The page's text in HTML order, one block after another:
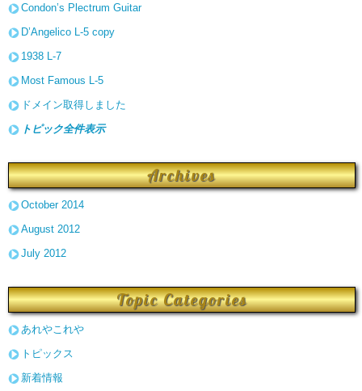
Condon’s Plectrum Guitar
D’Angelico L-5 copy
1938 L-7
Most Famous L-5
ドメイン取得しました
トピック全件表示
Archives
October 2014
August 2012
July 2012
Topic Categories
あれやこれや
トピックス
新着情報